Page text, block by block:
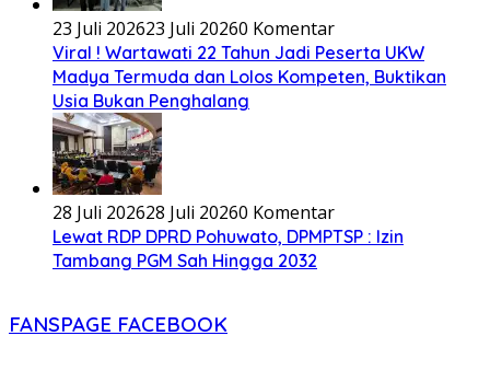
23 Juli 202623 Juli 20260 Komentar
Viral ! Wartawati 22 Tahun Jadi Peserta UKW
Madya Termuda dan Lolos Kompeten, Buktikan
Usia Bukan Penghalang
28 Juli 202628 Juli 20260 Komentar
Lewat RDP DPRD Pohuwato, DPMPTSP : Izin
Tambang PGM Sah Hingga 2032
FANSPAGE FACEBOOK